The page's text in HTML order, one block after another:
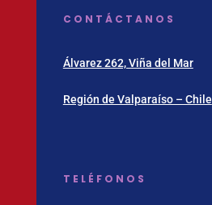
CONTÁCTANOS
Álvarez 262, Viña del Mar
Región de Valparaíso – Chile
TELÉFONOS